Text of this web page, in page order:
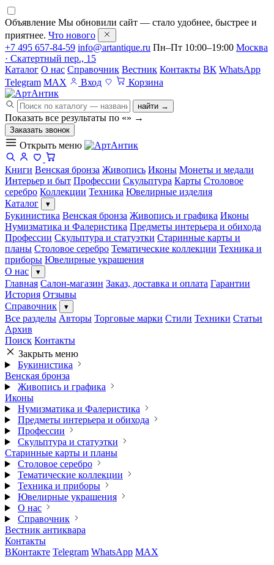
Объявление Мы обновили сайт — стало удобнее, быстрее и
приятнее. Что нового
+7 495 657-84-59 info@artantique.ru Пн–Пт 10:00–19:00 Москва
· Скатертный пер., 15
Каталог О нас Справочник Вестник Контакты ВК WhatsApp
Telegram MAX Вход Корзина
найти →
Показать все результаты по «» →
Заказать звонок
Открыть меню
Книги Венская бронза Живопись Иконы Монеты и медали
Интерьер и быт Профессии Скульптура Карты Столовое
серебро Коллекции Техника Ювелирные изделия
Каталог
▾
Букинистика Венская бронза Живопись и графика Иконы
Нумизматика и Фалеристика Предметы интерьера и обихода
Профессии Скульптура и статуэтки Старинные карты и
планы Столовое серебро Тематические коллекции Техника и
приборы Ювелирные украшения
О нас
▾
Главная Салон-магазин Заказ, доставка и оплата Гарантии
История Отзывы
Справочник
▾
Все разделы Авторы Торговые марки Стили Техники Статьи
Архив
Поиск Контакты
Закрыть меню
Букинистика
Венская бронза
Живопись и графика
Иконы
Нумизматика и Фалеристика
Предметы интерьера и обихода
Профессии
Скульптура и статуэтки
Старинные карты и планы
Столовое серебро
Тематические коллекции
Техника и приборы
Ювелирные украшения
О нас
Справочник
Вестник антиквара
Контакты
ВКонтакте Telegram WhatsApp MAX